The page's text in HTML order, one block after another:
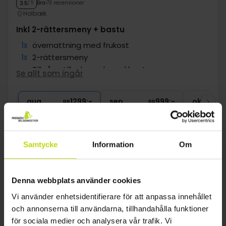
Samtycke Information Om
Denna webbplats använder cookies
Vi använder enhetsidentifierare för att anpassa innehållet
och annonserna till användarna, tillhandahålla funktioner
för sociala medier och analysera vår trafik. Vi
3.5/ 5 Bra 73 recensioner
Holbæk
Inkl 2-rättersmeny + bastu
1x övernattning med frukost
1x 2-rättersmeny
∞
Tillgång till relaxavd. med bastu
1 välkomstdrink
∞ Rum med balkong/terrass
Se allt som ingår
aug pp1299:- sep pp999:-
Totalt 1998:-
okt
Se mer
FAQ